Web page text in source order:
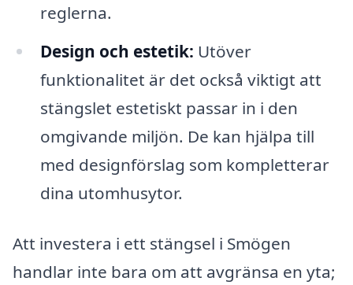
reglerna.
Design och estetik: Utöver
funktionalitet är det också viktigt att
stängslet estetiskt passar in i den
omgivande miljön. De kan hjälpa till
med designförslag som kompletterar
dina utomhusytor.
Att investera i ett stängsel i Smögen
handlar inte bara om att avgränsa en yta;